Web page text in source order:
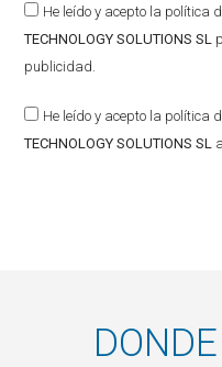
He leído y acepto la política
TECHNOLOGY SOLUTIONS SL
publicidad.
He leído y acepto la política
TECHNOLOGY SOLUTIONS SL